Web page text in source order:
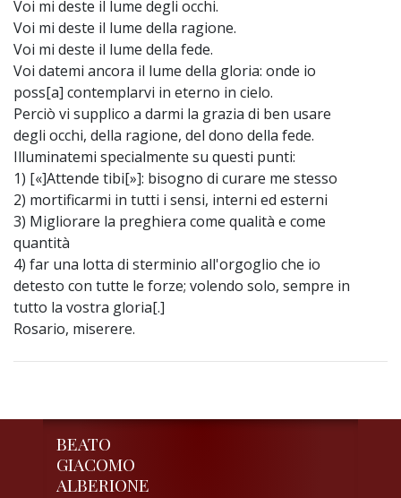
Voi mi deste il lume degli occhi.
Voi mi deste il lume della ragione.
Voi mi deste il lume della fede.
Voi datemi ancora il lume della gloria: onde io
poss[a] contemplarvi in eterno in cielo.
Perciò vi supplico a darmi la grazia di ben usare
degli occhi, della ragione, del dono della fede.
Illuminatemi specialmente su questi punti:
1) [«]Attende tibi[»]: bisogno di curare me stesso
2) mortificarmi in tutti i sensi, interni ed esterni
3) Migliorare la preghiera come qualità e come
quantità
4) far una lotta di sterminio all'orgoglio che io
detesto con tutte le forze; volendo solo, sempre in
tutto la vostra gloria[.]
Rosario, miserere.
BEATO
GIACOMO
ALBERIONE